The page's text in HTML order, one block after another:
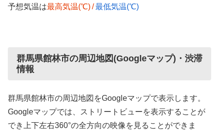
予想気温は最高気温(℃)/最低気温(℃)
群馬県館林市の周辺地図(Googleマップ)・渋滞
情報
群馬県館林市の周辺地図をGoogleマップで表示します。
Googleマップでは、ストリートビューを表示することが
でき上下左右360°の全方向の映像を見ることができま